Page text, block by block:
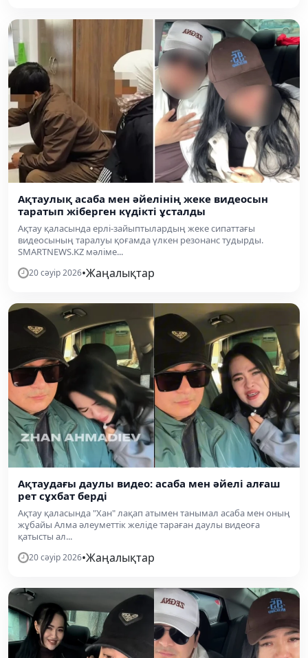
Ақтаулық асаба мен әйелінің жеке видеосын
таратып жіберген күдікті ұсталды
Ақтау қаласында ерлі-зайыптылардың жеке сипаттағы
видеосының таралуы қоғамда үлкен резонанс тудырды.
SMARTNEWS.KZ мәліме...
20 сәуір 2026•Жаңалықтар
Ақтаудағы даулы видео: асаба мен әйелі алғаш
рет сұхбат берді
Ақтау қаласында "Хан" лақап атымен танымал асаба мен оның
жұбайы Алма әлеуметтік желіде тараған даулы видеоға
қатысты ал...
20 сәуір 2026•Жаңалықтар